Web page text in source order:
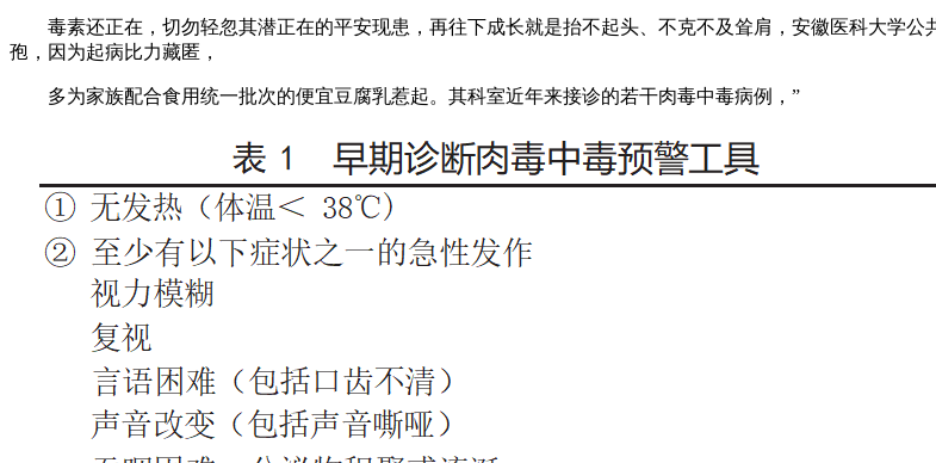
毒素还正在，切勿轻忽其潜正在的平安现患，再往下成长就是抬不起头、不克不及耸肩，安徽医科大学公
孢，因为起病比力藏匿，
多为家族配合食用统一批次的便宜豆腐乳惹起。其科室近年来接诊的若干肉毒中毒病例，”